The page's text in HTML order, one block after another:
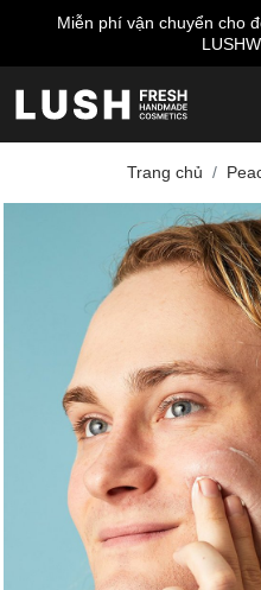
Miễn phí giao
Trang chủ